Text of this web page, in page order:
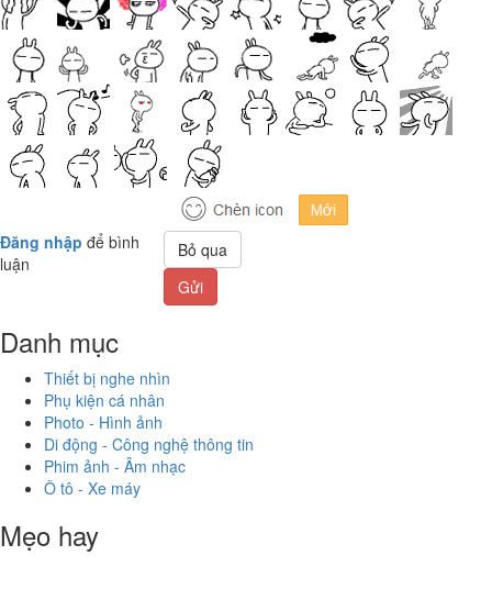
Đăng nhập để bình
luận
Bỏ qua
Gửi
Danh mục
Thiết bị nghe nhìn
Phụ kiện cá nhân
Photo - Hình ảnh
Di động - Công nghệ thông tin
Phim ảnh - Âm nhạc
Ô tô - Xe máy
Mẹo hay